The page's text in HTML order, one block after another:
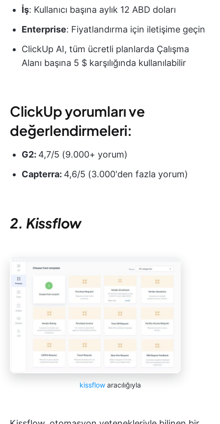
İş: Kullanıcı başına aylık 12 ABD doları
Enterprise: Fiyatlandırma için iletişime geçin
ClickUp AI, tüm ücretli planlarda Çalışma
Alanı başına 5 $ karşılığında kullanılabilir
ClickUp yorumları ve
değerlendirmeleri:
G2: 4,7/5 (9.000+ yorum)
Capterra: 4,6/5 (3.000'den fazla yorum)
2. Kissflow
kissflowaracılığıyla